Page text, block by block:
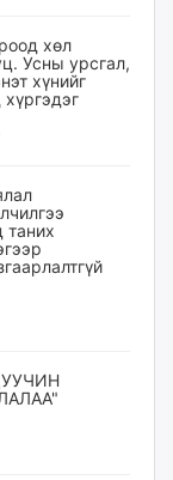
хөл
Усны урсгал,
хүнийг
таних